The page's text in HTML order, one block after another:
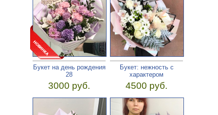
Букет на день рождения
28
3000 руб.
Букет: нежность с
характером
4500 руб.